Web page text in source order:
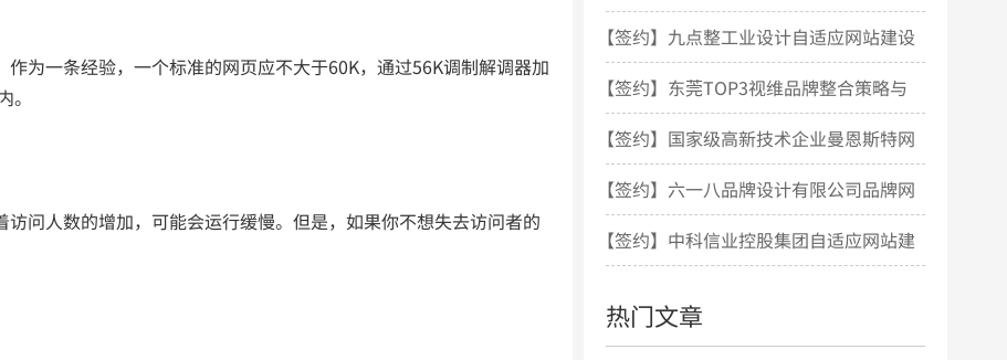
一条经验，一个标准的网页应不大于60K，通过56K调制解调器加
问人数的增加，可能会运行缓慢。但是，如果你不想失去访问者的
【签约】九点整工业设计自适应网站建设
项目
【签约】东莞TOP3视维品牌整合策略与
设计机构网站建设
【签约】国家级高新技术企业曼恩斯特网
站建设项目
【签约】六一八品牌设计有限公司品牌网
站建设项目
【签约】中科信业控股集团自适应网站建
热门文章